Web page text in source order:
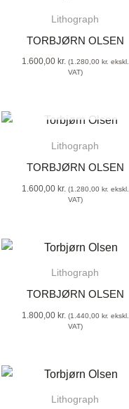
Lithograph
TORBJØRN OLSEN
1.600,00 kr. (1.280,00 kr. ekskl.
VAT)
Lithograph
TORBJØRN OLSEN
1.600,00 kr. (1.280,00 kr. ekskl.
VAT)
Lithograph
TORBJØRN OLSEN
1.800,00 kr. (1.440,00 kr. ekskl.
VAT)
Lithograph